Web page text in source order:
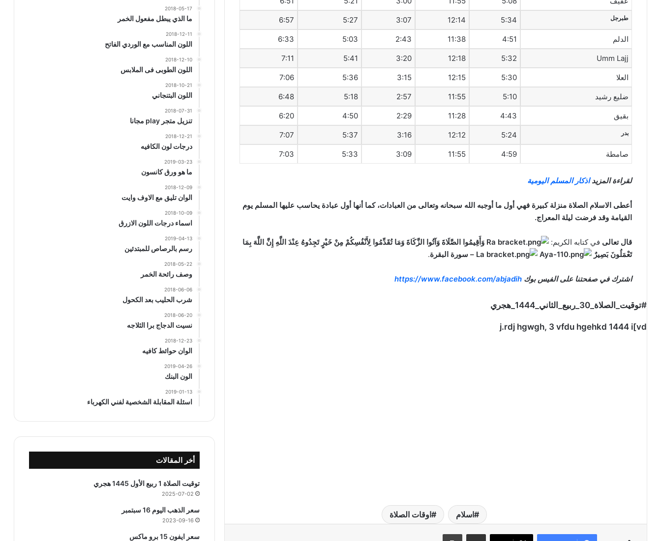
طبرجل 5:34
12:14
3:07
5:27
6:57
الدلم 4:51
11:38
2:43
5:03
6:33
Umm Lajj
5:32
12:18
3:20
5:41
7:11
العلا 5:30
12:15
3:15
5:36
7:06
ضليع رشيد 5:10
11:55
2:57
5:18
6:48
بقيق 4:43
11:28
2:29
4:50
6:20
بدر 5:24
12:12
3:16
5:37
7:07
صامطة 4:59
11:55
3:09
5:33
7:03
لقراءة المزيداذكار المسلم اليومية
أعطى الاسلام الصلاة منزلة كبيرة فهي أول ما أوجبه الله سبحانه وتعالى من العبادات، كما أنها أول عبادة يحاسب عليها المسلم يوم
القيامة وقد فرضت ليلة المعراج.
قال تعالى في كتابه الكريم:
وَأَقِيمُوا الصَّلَاةَ وَآتُوا الزَّكَاةَ وَمَا تُقَدِّمُوا لِأَنْفُسِكُمْ مِنْ خَيْرٍ تَجِدُوهُ عِنْدَ اللَّهِ إِنَّ اللَّهَ بِمَا
تَعْمَلُونَ بَصِيرٌ
– سورة البقرة.
اشترك في صفحتنا على الفيس بوكhttps://www.facebook.com/abjadih
#توقيت_الصلاة_30_ربيع_الثاني_1444_هجري
j.rdj hgwgh, 3 vfdu hgehkd 1444 i[vd
اسلام اوقات الصلاة
2018-05-17
ما الذي يبطل مفعول الخمر
2018-12-11
اللون المناسب مع الوردي الفاتح
2018-12-10
اللون الطوبى فى الملابس
2018-10-21
اللون البتنجاني
2018-07-31
تنزيل متجر play مجانا
2018-12-21
درجات لون الكافيه
2019-03-23
ما هو ورق كانسون
2018-12-09
الوان تليق مع الاوف وايت
2018-10-09
اسماء درجات اللون الازرق
2019-04-13
رسم بالرصاص للمبتدئين
2018-05-22
وصف رائحة الخمر
2018-06-06
شرب الحليب بعد الكحول
2018-06-20
نسيت الدجاج برا الثلاجه
2018-12-23
الوان حوائط كافيه
2019-04-26
الون البنك
2019-01-13
اسئلة المقابلة الشخصية لفني الكهرباء
أخر المقالات
توقيت الصلاة 1 ربيع الأول 1445 هجري
2025-07-02
سعر الذهب اليوم 16 سبتمبر
2023-09-16
سعر ايفون 15 برو ماكس